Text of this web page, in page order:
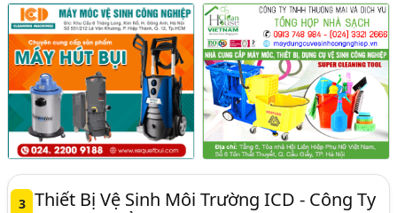
3 Thiết Bị Vệ Sinh Môi Trường ICD - Công Ty